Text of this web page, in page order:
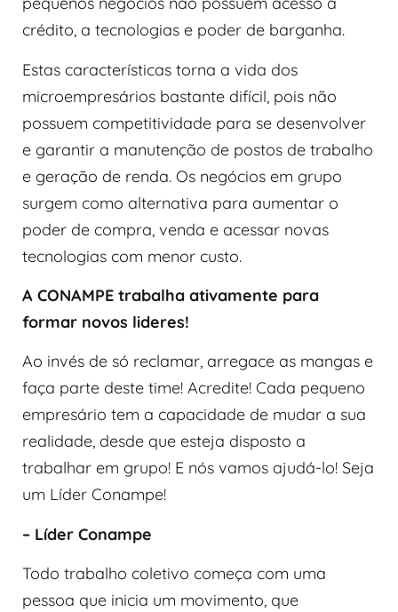
crédito, a tecnologias e poder de barganha.
Estas características torna a vida dos
microempresários bastante difícil, pois não
possuem competitividade para se desenvolver
e garantir a manutenção de postos de trabalho
e geração de renda. Os negócios em grupo
surgem como alternativa para aumentar o
poder de compra, venda e acessar novas
tecnologias com menor custo.
A CONAMPE trabalha ativamente para
formar novos lideres!
Ao invés de só reclamar, arregace as mangas e
faça parte deste time! Acredite! Cada pequeno
empresário tem a capacidade de mudar a sua
realidade, desde que esteja disposto a
trabalhar em grupo! E nós vamos ajudá-lo! Seja
um Líder Conampe!
– Líder Conampe
Todo trabalho coletivo começa com uma
pessoa que inicia um movimento, que